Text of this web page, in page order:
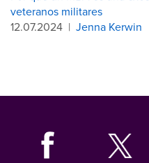
veteranos militares
12.07.2024 | Jenna Kerwin